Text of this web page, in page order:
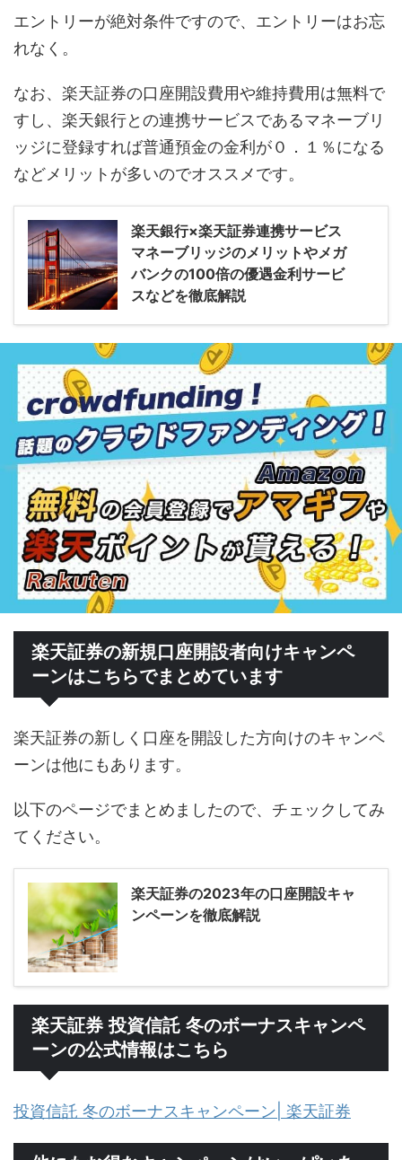
エントリーが絶対条件ですので、エントリーはお忘
れなく。
なお、楽天証券の口座開設費用や維持費用は無料で
すし、楽天銀行との連携サービスであるマネーブリ
ッジに登録すれば普通預金の金利が０．１％になる
などメリットが多いのでオススメです。
楽天銀行×楽天証券連携サービス
マネーブリッジのメリットやメガ
バンクの100倍の優遇金利サービ
スなどを徹底解説
楽天証券の新規口座開設者向けキャンペ
ーンはこちらでまとめています
楽天証券の新しく口座を開設した方向けのキャンペ
ーンは他にもあります。
以下のページでまとめましたので、チェックしてみ
てください。
楽天証券の2023年の口座開設キャ
ンペーンを徹底解説
楽天証券 投資信託 冬のボーナスキャンペ
ーンの公式情報はこちら
投資信託 冬のボーナスキャンペーン| 楽天証券